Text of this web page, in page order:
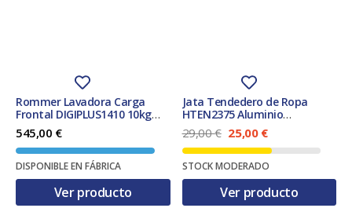
Rommer Lavadora Carga
Frontal DIGIPLUS1410 10kg
1400 Rpm Clase A
545,00 €
DISPONIBLE EN FÁBRICA
Ver producto
Jata Tendedero de Ropa
HTEN2375 Aluminio
176x55x92 cm
29,00€ E
l
p
r
e
c
25,00 €E
l
p
r
e
c
STOCK MODERADO
Ver producto